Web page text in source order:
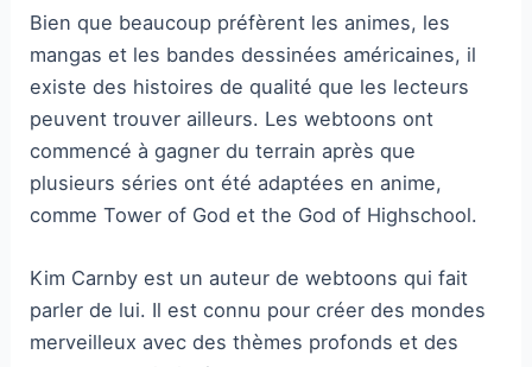
Bien que beaucoup préfèrent les animes, les
mangas et les bandes dessinées américaines, il
existe des histoires de qualité que les lecteurs
peuvent trouver ailleurs. Les webtoons ont
commencé à gagner du terrain après que
plusieurs séries ont été adaptées en anime,
comme Tower of God et the God of Highschool.
Kim Carnby est un auteur de webtoons qui fait
parler de lui. Il est connu pour créer des mondes
merveilleux avec des thèmes profonds et des